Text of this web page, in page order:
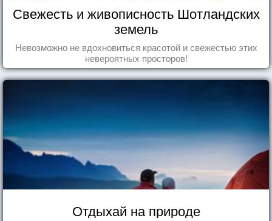
Свежесть и живописность Шотландских
земель
Невозможно не вдохновиться красотой и свежестью этих
невероятных просторов!
Отдыхай на природе